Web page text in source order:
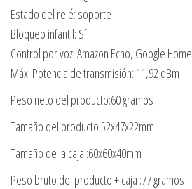
Estado del relé: soporte
Bloqueo infantil: Sí
Control por voz: Amazon Echo, Google Home
Máx. Potencia de transmisión: 11,92 dBm
Peso neto del producto:60 gramos
Tamaño del producto:52x47x22mm
Tamaño de la caja :60x60x40mm
Peso bruto del producto + caja :77 gramos